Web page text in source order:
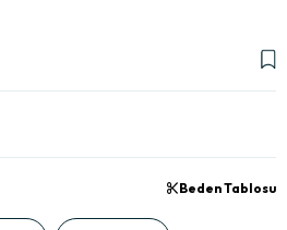
Beden Tablosu